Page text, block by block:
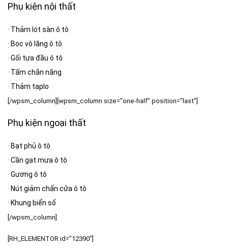
Phụ kiện nội thất
· Thảm lót sàn ô tô
· Bọc vô lăng ô tô
· Gối tựa đầu ô tô
· Tấm chắn nắng
· Thảm taplo
[/wpsm_column][wpsm_column size=”one-half” position=”last”]
Phụ kiện ngoại thất
· Bạt phủ ô tô
· Cần gạt mưa ô tô
· Gương ô tô
· Nút giảm chấn cửa ô tô
· Khung biển số
[/wpsm_column]
[RH_ELEMENTOR id=”12390″]